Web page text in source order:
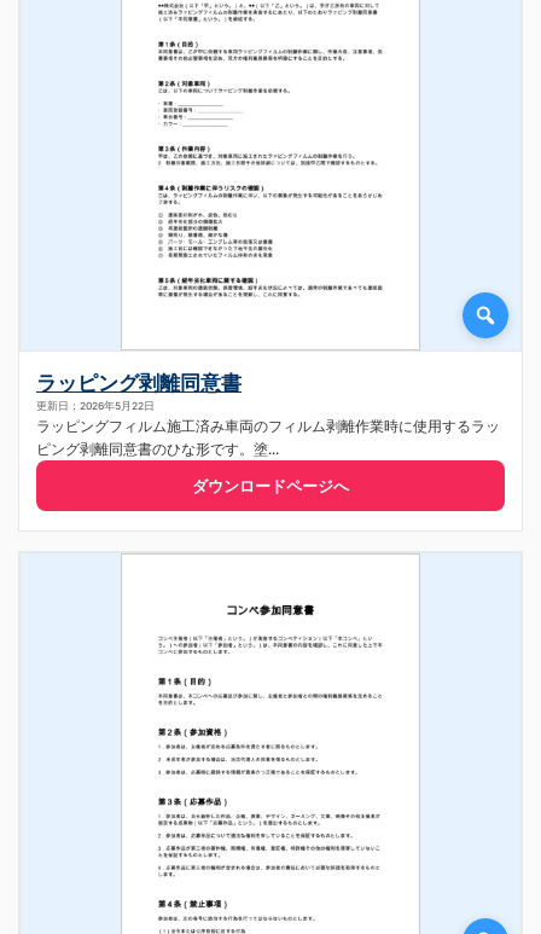
ラッピング剥離同意書
更新日：2026年5月22日
ラッピングフィルム施工済み車両のフィルム剥離作業時に使用するラッ
ピング剥離同意書のひな形です。塗...
ダウンロードページへ